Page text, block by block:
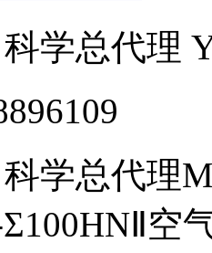
学总代理
学总代理
空